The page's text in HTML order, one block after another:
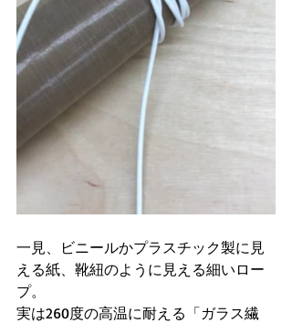
一見、ビニールかプラスチック製に見
える紙、靴紐のように見える細いロー
プ。
実は260度の高温に耐える「ガラス繊